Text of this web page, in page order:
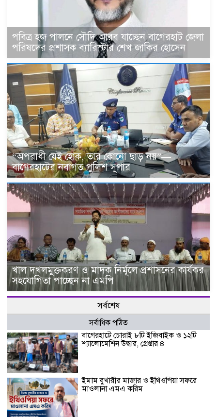
পবিত্র হজ পালনে সৌদি আরব যাচ্ছেন বাগেরহাট জেলা
পরিষদের প্রশাসক ব্যারিস্টার শেখ জাকির হোসেন
“অপরাধী যেই হোক, তার কোনো ছাড় নয়”—
বাগেরহাটের নবাগত পুলিশ সুপার
খাল দখলমুক্তকরণ ও মাদক নির্মূলে প্রশাসনের কার্যকর
সহযোগিতা পাচ্ছেন না এমপি
সর্বশেষ
সর্বাধিক পঠিত
বাগেরহাটে চোরাই ৮টি ইজিবাইক ও ১২টি
শ্যালোমেশিন উদ্ধার, গ্রেপ্তার ৪
ইমাম বুখারীর মাজার ও ইথিওপিয়া সফরে
মাওলানা এমএ করিম